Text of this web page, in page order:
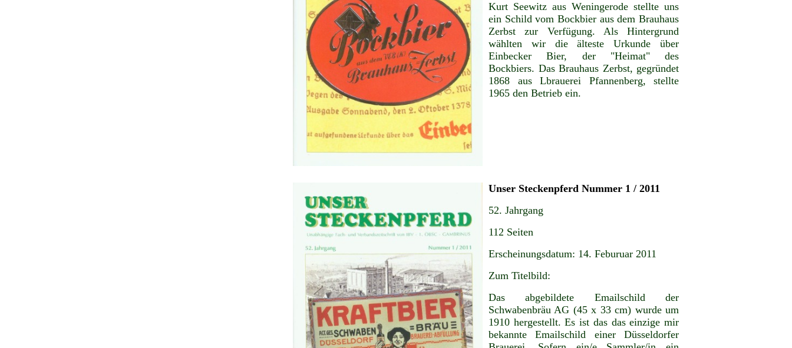
Kurt Seewitz aus Weningerode stellte uns
ein Schild vom Bockbier aus dem Brauhaus
Zerbst zur Verfügung. Als Hintergrund
wählten wir die älteste Urkunde über
Einbecker Bier, der "Heimat" des
Bockbiers. Das Brauhaus Zerbst, gegründet
1868 aus Lbrauerei Pfannenberg, stellte
1965 den Betrieb ein.
Unser Steckenpferd Nummer 1 / 2011
52. Jahrgang
112 Seiten
Erscheinungsdatum: 14. Feburuar 2011
Zum Titelbild:
Das abgebildete Emailschild der
Schwabenbräu AG (45 x 33 cm) wurde um
1910 hergestellt. Es ist das das einzige mir
bekannte Emailschild einer Düsseldorfer